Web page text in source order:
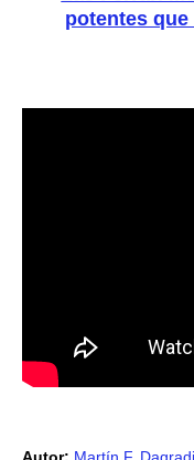
potentes
Autor: Martín F. Dagradi